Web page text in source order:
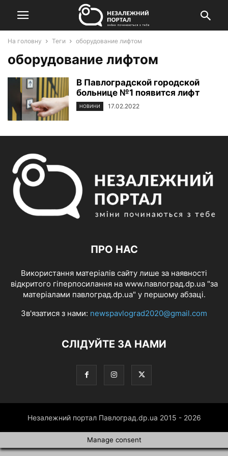
На головну Теги оборудование лифтом
оборудование лифтом
В Павлоградской городской
больнице №1 появится лифт
НОВИНИ 17.02.2022
ПРО НАС
Використання матеріалів сайту лише за наявності
відкритого гіперпосилання на www.павлоград.dp.ua "за
матеріалами павлоград.dp.ua" у першому абзаці.
Зв'язатися з нами: newspavlograd2020@gmail.com
СЛІДУЙТЕ ЗА НАМИ
Незалежний портал Павлоград.dp.ua 2015 - 2026
Manage consent